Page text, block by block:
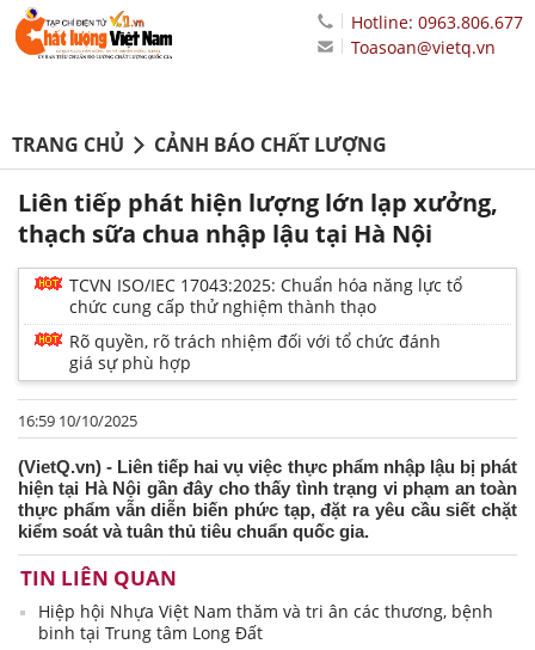
Hotline: 0963.806.677
Toasoan@vietq.vn
TRANG CHỦ CẢNH BÁO CHẤT LƯỢNG
Liên tiếp phát hiện lượng lớn lạp xưởng,
thạch sữa chua nhập lậu tại Hà Nội
TCVN ISO/IEC 17043:2025: Chuẩn hóa năng lực tổ
chức cung cấp thử nghiệm thành thạo
Rõ quyền, rõ trách nhiệm đối với tổ chức đánh
giá sự phù hợp
16:59 10/10/2025
(VietQ.vn) - Liên tiếp hai vụ việc thực phẩm nhập lậu bị phát
hiện tại Hà Nội gần đây cho thấy tình trạng vi phạm an toàn
thực phẩm vẫn diễn biến phức tạp, đặt ra yêu cầu siết chặt
kiểm soát và tuân thủ tiêu chuẩn quốc gia.
TIN LIÊN QUAN
Hiệp hội Nhựa Việt Nam thăm và tri ân các thương, bệnh
binh tại Trung tâm Long Đất